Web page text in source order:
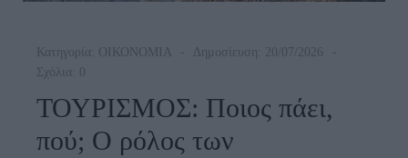
Κατηγορία: ΟΙΚΟΝΟΜΙΑ
Δημοσίευση: 20/07/2026
Σχόλια: 0
ΤΟΥΡΙΣΜΟΣ: Ποιος πάει,
πού; Ο ρόλος των